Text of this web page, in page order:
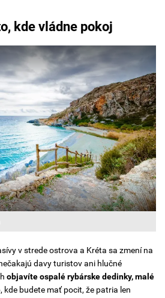
kde vládne pokoj
v strede ostrova a Kréta sa zmení na
davy turistov ani hlučné
objavíte ospalé rybárske dedinky, malé
, kde budete mať pocit, že patria len